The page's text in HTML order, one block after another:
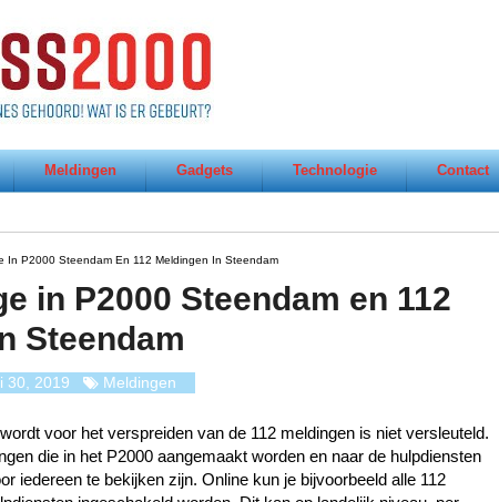
Meldingen Gadgets Technologie Contact
In P2000 Steendam En 112 Meldingen In Steendam
in P2000 Steendam en 112
Steendam
30, 2019 Meldingen
voor het verspreiden van de 112 meldingen is niet versleuteld.
die in het P2000 aangemaakt worden en naar de hulpdiensten
iedereen te bekijken zijn. Online kun je bijvoorbeeld alle 112